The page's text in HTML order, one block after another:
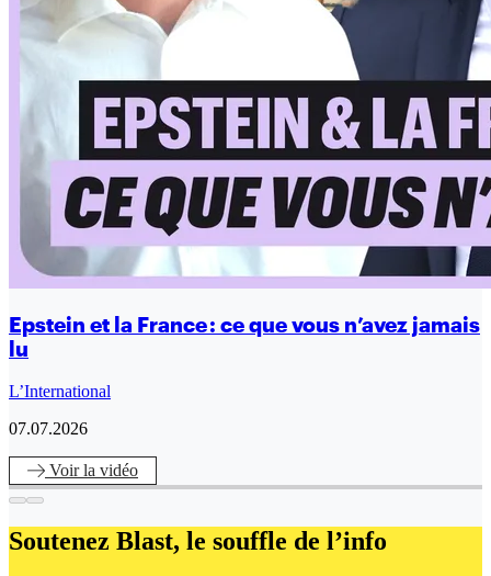
Epstein et la France : ce que vous n’avez jamais
lu
L’International
07.07.2026
Voirla vidéo
Soutenez Blast, le souffle de l’info